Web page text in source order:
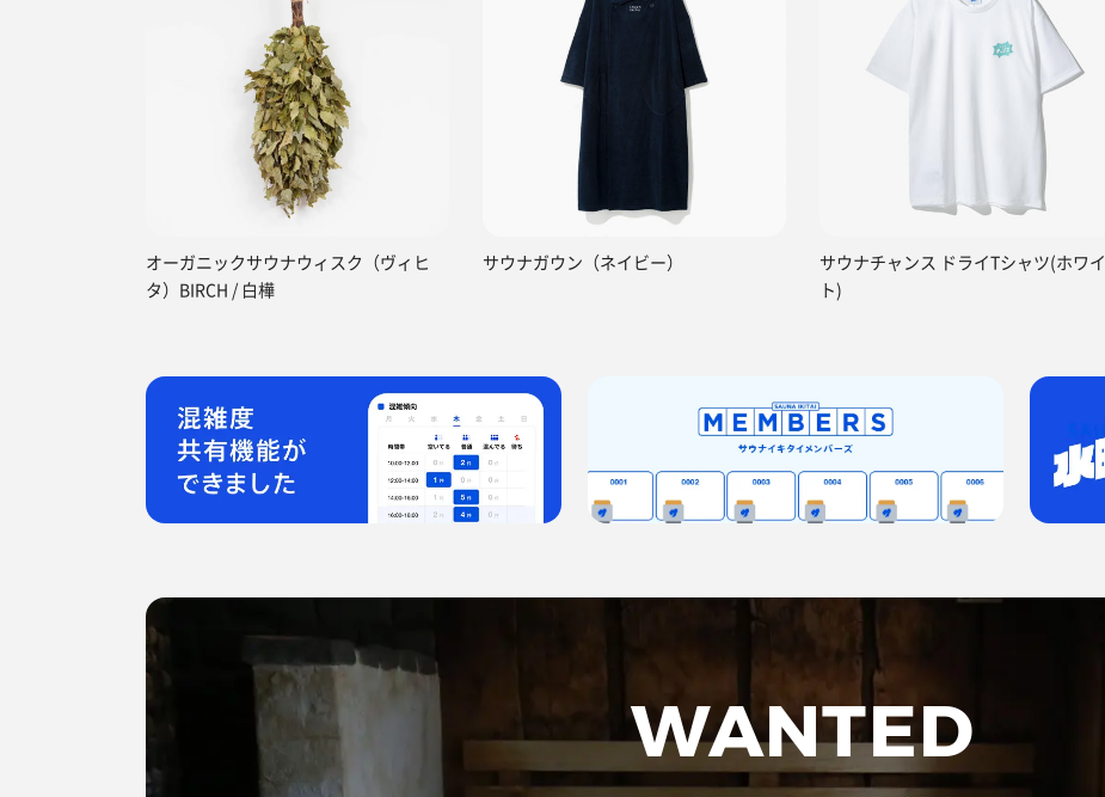
オーガニックサウナウィスク（ヴィヒ
タ）BIRCH / 白樺
サウナガウン（ネイビー）
サウナチャンス ドライTシャツ(ホワイ
ト)
WANTED